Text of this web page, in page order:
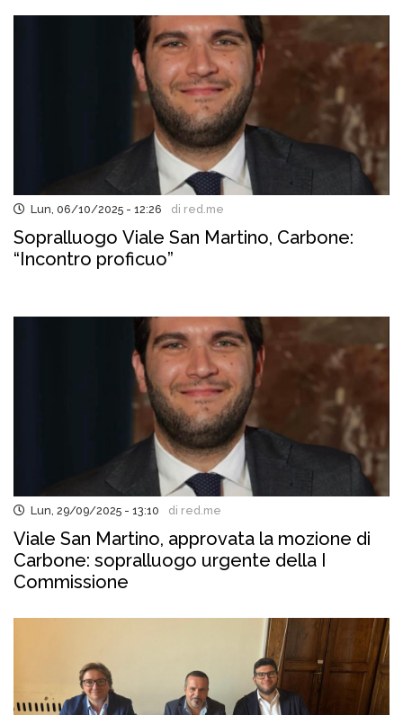
Lun, 06/10/2025 - 12:26 di red.me
Sopralluogo Viale San Martino, Carbone:
“Incontro proficuo”
Lun, 29/09/2025 - 13:10 di red.me
Viale San Martino, approvata la mozione di
Carbone: sopralluogo urgente della I
Commissione